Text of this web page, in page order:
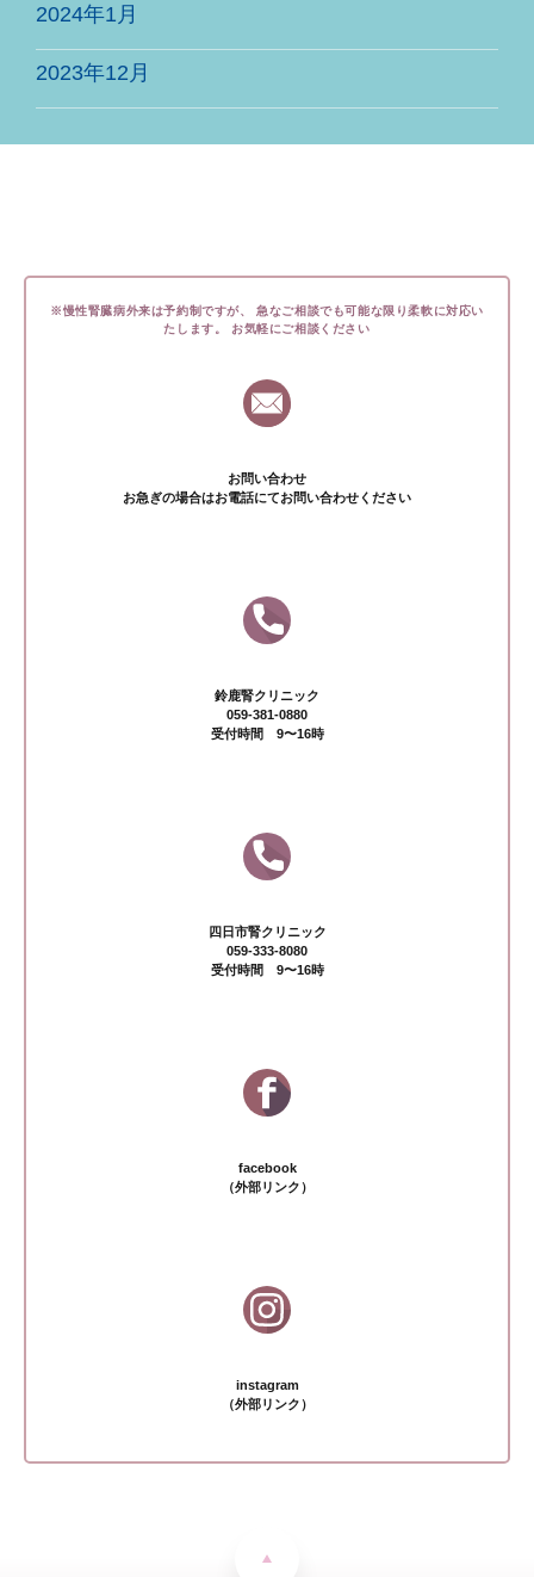
2024年1月
2023年12月
※慢性腎臓病外来は予約制ですが、
急なご相談でも可能な限り柔軟に対応い
たします。
お気軽にご相談ください
お問い合わせ
お急ぎの場合はお電話にてお問い合わせください
鈴鹿腎クリニック
059-381-0880
受付時間 9〜16時
四日市腎クリニック
059-333-8080
受付時間 9〜16時
facebook
（外部リンク）
instagram
（外部リンク）